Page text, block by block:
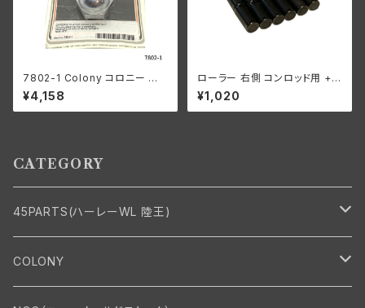
7802-1 Colony コロニー エ
ーコン ステム ナット ハーレー 1
936-77年 パンヘッド ナックル
ショベル サイドバルブ スプリン
¥4,158
ローラー 右側 コンロッド用 +0
006 オーバーサイズ 12個入り
ハーレーダビッドソン 1929-73
年 DL RL WL G エンジン
¥1,020
CATEGORY
45PARTS(ハーレーWL 陸王)
エンジン
COLONY